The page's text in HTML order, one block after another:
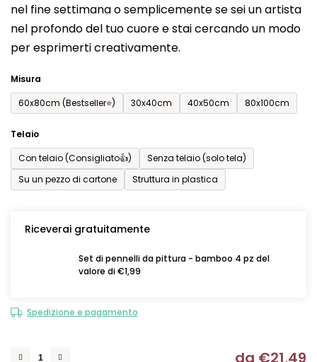
nel fine settimana o semplicemente se sei un artista
nel profondo del tuo cuore e stai cercando un modo
per esprimerti creativamente.
Misura
60x80cm (Bestseller⭐)
30x40cm 40x50cm 80x100cm
Telaio
Con telaio (Consigliato👍)
Senza telaio (solo tela)
Su un pezzo di cartone
Struttura in plastica
Riceverai gratuitamente
Set di pennelli da pittura - bamboo 4 pz del
valore di €1,99
Spedizione e pagamento
da €21,49